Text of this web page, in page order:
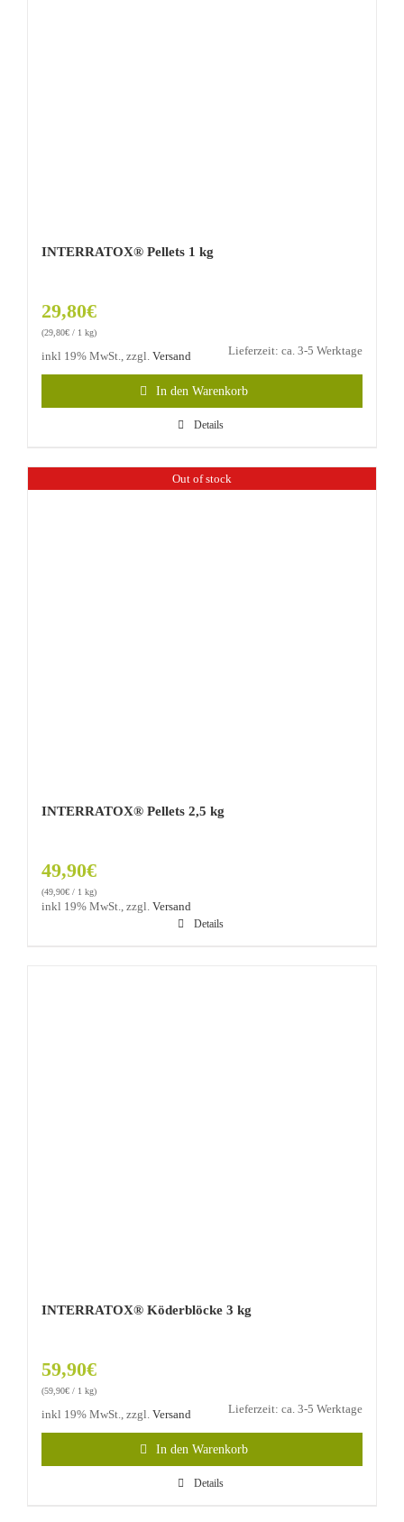
INTERRATOX® Pellets 1 kg
29,80€
(29,80€ / 1 kg)
inkl 19% MwSt., zzgl. Versand Lieferzeit: ca. 3-5 Werktage
In den Warenkorb
Details
Out of stock
INTERRATOX® Pellets 2,5 kg
49,90€
(49,90€ / 1 kg)
inkl 19% MwSt., zzgl. Versand
Details
INTERRATOX® Köderblöcke 3 kg
59,90€
(59,90€ / 1 kg)
inkl 19% MwSt., zzgl. Versand Lieferzeit: ca. 3-5 Werktage
In den Warenkorb
Details